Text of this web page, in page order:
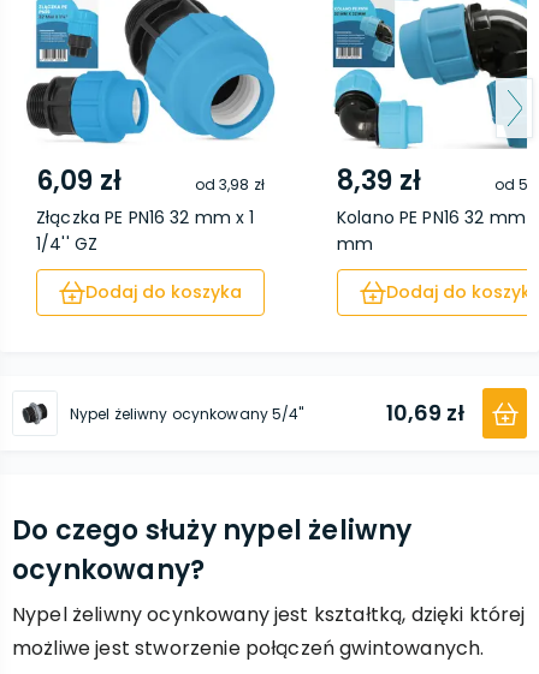
6,09 zł od3,98 zł
Złączka PE PN16 32 mm x 1
1/4'' GZ
Dodaj do koszyka
8,39 zł od
Kolano PE PN16 32 mm
mm
Dodaj do
Nypel żeliwny ocynkowany 5/4'' 10,69 zł
Do czego służy nypel żeliwny
ocynkowany?
Nypel żeliwny ocynkowany jest kształtką, dzięki której
możliwe jest stworzenie połączeń gwintowanych.